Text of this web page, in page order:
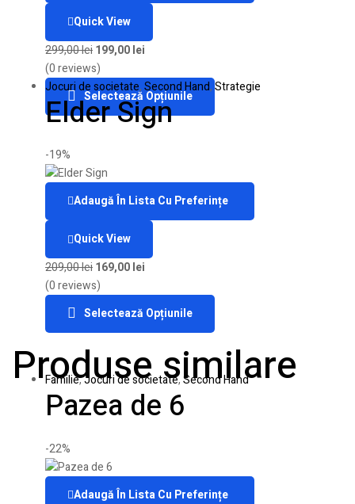
Quick View
299,00lei199,00lei
(0 reviews)
Selectează Opțiunile
Jocuri de societate,Second Hand,Strategie
Elder Sign
-19%
Adaugă În Lista Cu Preferințe
Quick View
209,00lei169,00lei
(0 reviews)
Selectează Opțiunile
Produse similare
Familie,Jocuri de societate,Second Hand
Pazea de 6
-22%
Adaugă În Lista Cu Preferințe